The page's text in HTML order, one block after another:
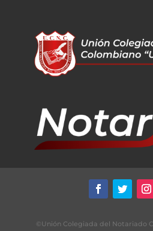
©Unión Colegiada del Notariado